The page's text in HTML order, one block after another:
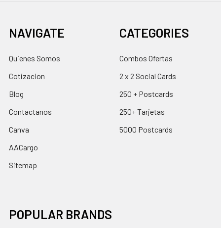
NAVIGATE
Quienes Somos
Cotizacion
Blog
Contactanos
Canva
AACargo
Sitemap
CATEGORIES
Combos Ofertas
2 x 2 Social Cards
250 + Postcards
250+ Tarjetas
5000 Postcards
POPULAR BRANDS